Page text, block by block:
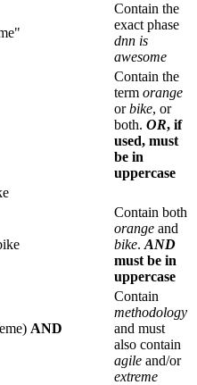
Contain the
exact phase
dnn is
awesome
Contain the
term orange
orbike, or
both. OR, if
used, must
be in
uppercase
Contain both
orange and
bike. AND
must be in
uppercase
AND
Contain
methodology
and must
also contain
agile and/or
extreme